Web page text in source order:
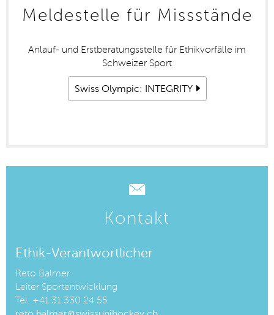
Meldestelle für Missstände
Anlauf- und Erstberatungsstelle für Ethikvorfälle im
Schweizer Sport
Swiss Olympic: INTEGRITY
Kontakt
Ethik-Verantwortlicher
Reto Balmer
Leiter Sportentwicklung
Tel. +41 31 330 24 55